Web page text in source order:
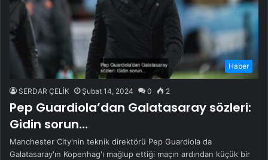
Haber
SERDAR ÇELİK Şubat 14, 2024 0 2
Pep Guardiola’dan Galatasaray sözleri:
Gidin sorun…
Manchester City'nin teknik direktörü Pep Guardiola da
Galatasaray'ın Kopenhag'ı mağlup ettiği maçın ardından küçük bir